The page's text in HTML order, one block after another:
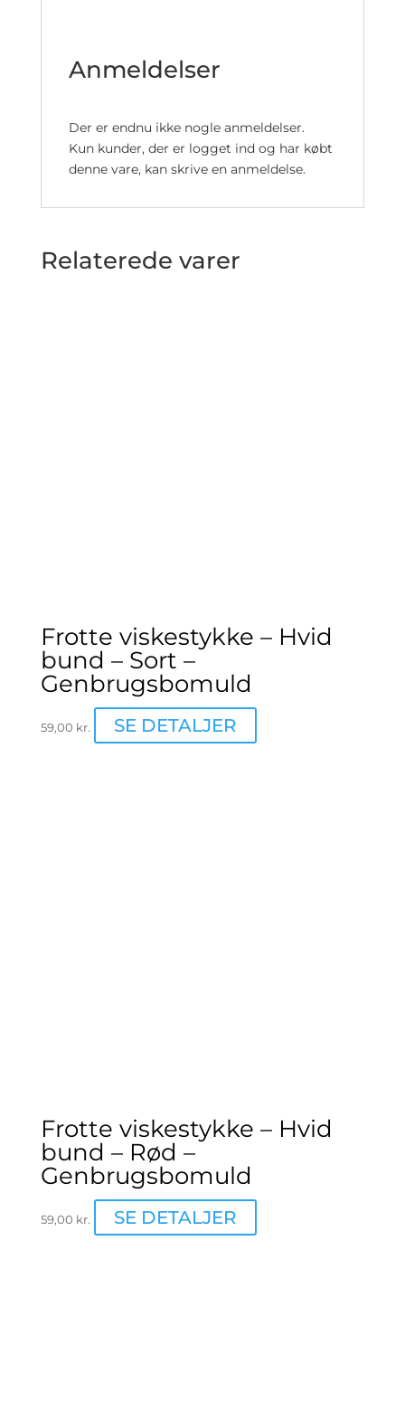
Anmeldelser
Der er endnu ikke nogle anmeldelser.
Kun kunder, der er logget ind og har købt
denne vare, kan skrive en anmeldelse.
Relaterede varer
Frotte viskestykke – Hvid
bund – Sort –
Genbrugsbomuld
59,00 kr. SE DETALJER
Frotte viskestykke – Hvid
bund – Rød –
Genbrugsbomuld
59,00 kr. SE DETALJER